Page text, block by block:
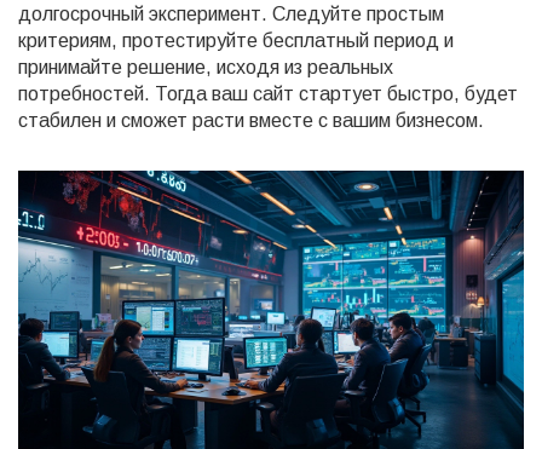
долгосрочный эксперимент. Следуйте простым
критериям, протестируйте бесплатный период и
принимайте решение, исходя из реальных
потребностей. Тогда ваш сайт стартует быстро, будет
стабилен и сможет расти вместе с вашим бизнесом.